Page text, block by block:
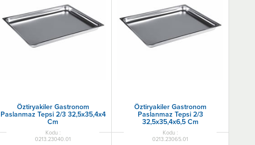
Öztiryakiler Gastronom
Paslanmaz Tepsi 2/3 32,5x35,4x4
Cm
0213.23040.01
Öztiryakiler Gastronom
Paslanmaz Tepsi 2/3
32,5x35,4x6,5 Cm
0213.23065.01